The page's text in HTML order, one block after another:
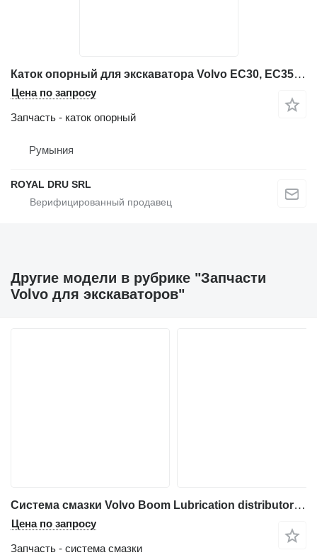
Каток опорный для экскаватора Volvo EC30, EC35, EC45, EC50, EC55, EC60, EC70
Цена по запросу
Запчасть - каток опорный
Румыния
ROYAL DRU SRL
Другие модели в рубрике "Запчасти
Volvo для экскаваторов"
Система смазки Volvo Boom Lubrication distributor VOE14389578 VOE для экскаватора Volvo EW230C
Цена по запросу
Запчасть - система смазки